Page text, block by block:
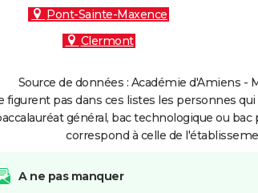
Pont-Sainte-Maxence
Clermont
Source de données : Académie d'Amiens -
figurent pas dans ces listes les personnes
général, bac technologique ou
correspond à celle de
A ne pas manquer